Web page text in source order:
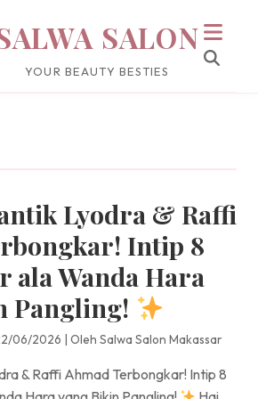
SALON
YOUR BEAUTY BESTIES
Lyodra & Raffi
Intip 8
ala Wanda Hara
Pangling!
06/2026 | Oleh Salwa Salon Makassar
& Raffi Ahmad Terbongkar! Intip 8